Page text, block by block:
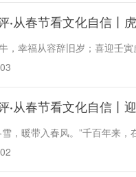
·从春节看文化自信丨
，幸福从容辞旧岁；喜迎壬寅
·从春节看文化自信丨
雪，暖带入春风。”千百年来